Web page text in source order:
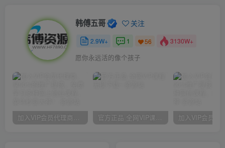
韩傅五哥 关注
2.9W+ 1 56 3130W+
愿你永远活的像个孩子
加入VIP会员代理商，享90%的推广提成，免费学习多种网上创业课程，菜鸟秒变大神！ 官方正品 全网VIP课程 无损下载~